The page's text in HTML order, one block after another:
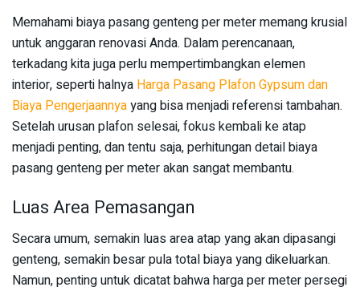
Memahami biaya pasang genteng per meter memang krusial
untuk anggaran renovasi Anda. Dalam perencanaan,
terkadang kita juga perlu mempertimbangkan elemen
interior, seperti halnya Harga Pasang Plafon Gypsum dan
Biaya Pengerjaannyayang bisa menjadi referensi tambahan.
Setelah urusan plafon selesai, fokus kembali ke atap
menjadi penting, dan tentu saja, perhitungan detail biaya
pasang genteng per meter akan sangat membantu.
Luas Area Pemasangan
Secara umum, semakin luas area atap yang akan dipasangi
genteng, semakin besar pula total biaya yang dikeluarkan.
Namun, penting untuk dicatat bahwa harga per meter persegi